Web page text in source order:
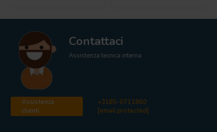
Contattaci
Assistenza tecnica interna
Assistenza
clienti
+3185-0711860
[email protected]